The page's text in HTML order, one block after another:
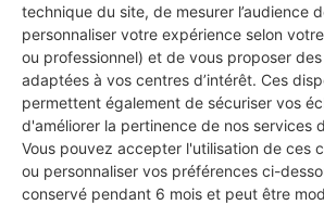
technique du site, de mesurer l’audience
personnaliser votre expérience selon
ou professionnel) et de vous proposer
adaptées à vos centres d’intérêt. Ces
permettent également de sécuriser vos
d'améliorer la pertinence de nos services
Vous pouvez accepter l'utilisation de ces
ou personnaliser vos préférences ci-
conservé pendant 6 mois et peut être
DEMANDER UN